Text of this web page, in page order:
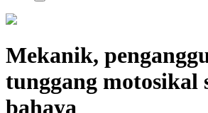
Mekanik,
tunggang motosikal
bahaya